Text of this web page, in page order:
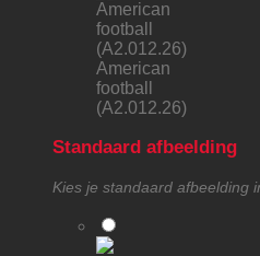
American
football
(A2.012.26)
Standaard afbeelding
Kies je standaard afbeelding